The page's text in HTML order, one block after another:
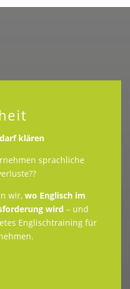
klären
sprachliche
wir, wo Englisch im
wird – und
Englischtraining für